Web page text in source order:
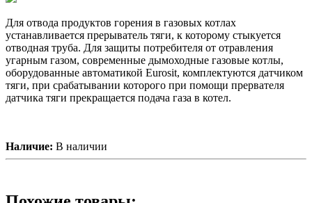
Для отвода продуктов горения в газовых котлах
устанавливается прерыватель тяги, к которому стыкуется
отводная труба. Для защиты потребителя от отравления
угарным газом, современные дымоходные газовые котлы,
оборудованные автоматикой Eurosit, комплектуются датчиком
тяги, при срабатывании которого при помощи прервателя
датчика тяги прекращается подача газа в котел.
Наличие: В наличии